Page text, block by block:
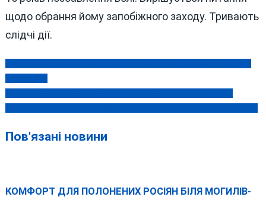
щодо обрання йому запобіжного заходу. Тривають
слідчі дії.
Навігація
записів
Пов'язані новини
КОМФОРТ ДЛЯ ПОЛОНЕНИХ РОСІЯН БІЛЯ МОГИЛІВ-